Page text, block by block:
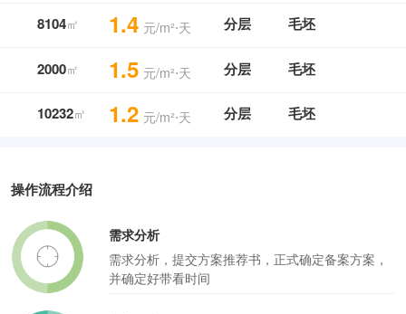
8104㎡ 1.4 元/m²⋅天 分层 毛坯
2000㎡ 1.5 元/m²⋅天 分层 毛坯
10232㎡ 1.2 元/m²⋅天 分层 毛坯
操作流程介绍
需求分析
需求分析，提交方案推荐书，正式确定备案方案，
并确定好带看时间